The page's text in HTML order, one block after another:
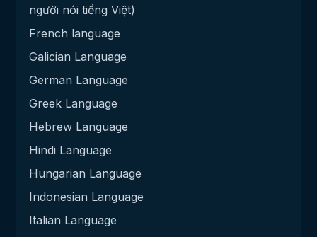
người nói tiếng Việt)
French language
Galician Language
German Language
Greek Language
Hebrew Language
Hindi Language
Hungarian Language
Indonesian Language
Italian Language